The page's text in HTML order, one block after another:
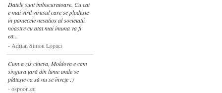
Datele sunt imbucuratoare. Cu cat
e mai viril virusul care se plodeste
in pantecele nesatios al societatii
noastre cu atat mai imuna va fi
ea...
Adrian Simon Lopaci
Cum a zis cineva, Moldova e cam
singura țară din lume unde se
plătește ca să nu se învețe :)
ospoon.eu